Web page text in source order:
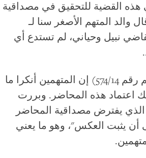
هذه القضية للتحقيق في مصداقية
والد المتهم الأصغر سنا لـ
نبيل وحياني، لم تستدع أي
قالت المحكمة في نص الحكم المكتوب (الحكم رقم 574/14) إن المتهمين أنكرا ما
اعتماد هذه المحاضر. وبررت
الذي يفترض مصداقية المحاضر
أن يثبت العكس"، وهو ما يعني